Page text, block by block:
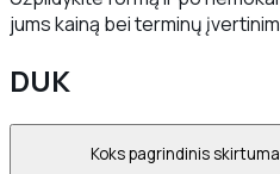
jums kainą bei terminų
DUK
Koks pagrindinis